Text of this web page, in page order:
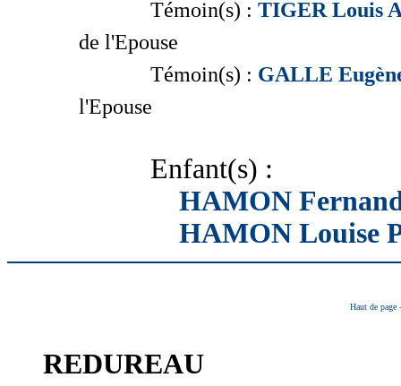
Témoin(s) : TIGER Louis
de l'Epouse
Témoin(s) : GALLE
l'Epouse
Enfant(s) :
HAMON
HAMON Louise
Haut de page
REDUREAU